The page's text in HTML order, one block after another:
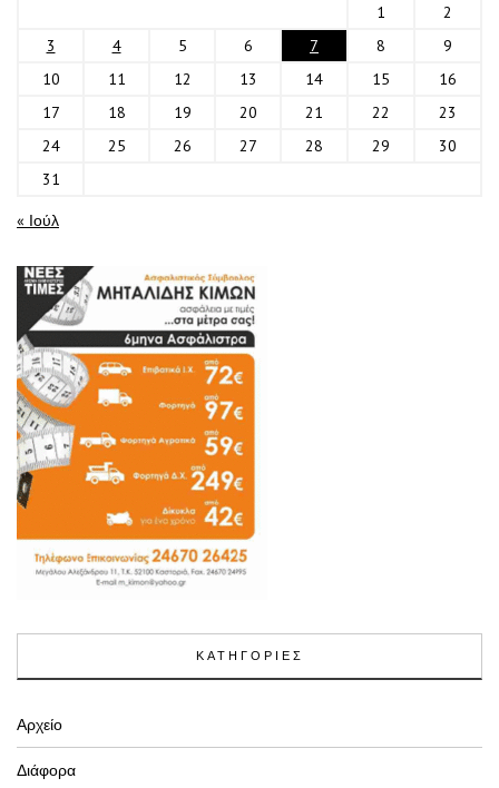
1
2
3
4 5 6 7 8
9
10
11 12 13 14 15
16
17
18 19 20 21 22
23
24
25 26 27 28 29
30
31
« Ιούλ
ΚΑΤΗΓΟΡΙΕΣ
Αρχείο
Διάφορα